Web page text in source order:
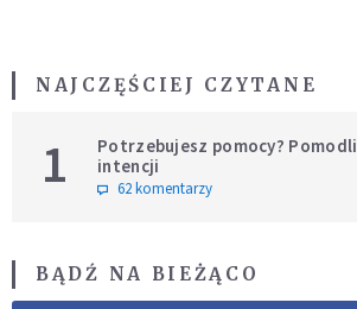
NAJCZĘŚCIEJ CZYTANE
1
Potrzebujesz pomocy?
intencji
62 komentarzy
BĄDŹ NA BIEŻĄCO